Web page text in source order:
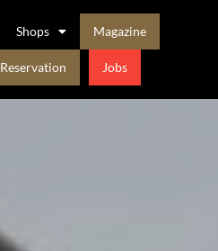
Shops Magazine
Reservation Jobs